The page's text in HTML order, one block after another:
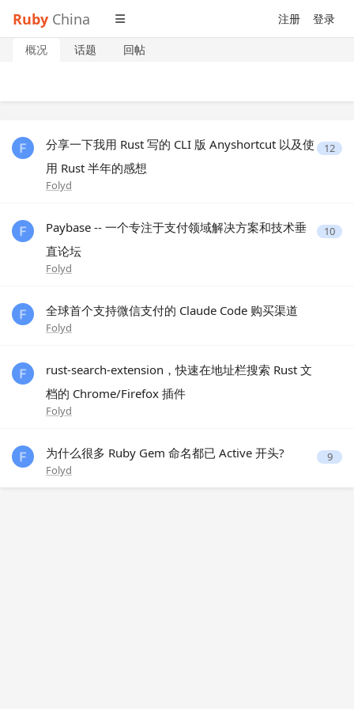
Ruby China 注册 登录
概况 话题 回帖
分享一下我用 Rust 写的 CLI 版 Anyshortcut 以及使
用 Rust 半年的感想
Folyd
12
Paybase -- 一个专注于支付领域解决方案和技术垂
直论坛
Folyd
10
全球首个支持微信支付的 Claude Code 购买渠道
Folyd
rust-search-extension，快速在地址栏搜索 Rust 文
档的 Chrome/Firefox 插件
Folyd
为什么很多 Ruby Gem 命名都已 Active 开头?
Folyd
9